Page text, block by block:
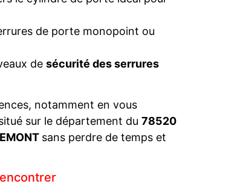
de porte monopoint ou
de sécurité des serrures
notamment en vous
sur le département du 78520
sans perdre de temps et